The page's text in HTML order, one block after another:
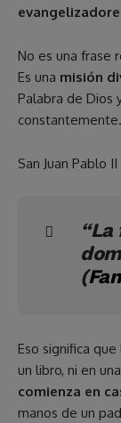
No es una frase
Es una misión
Palabra de Dios
constantemente.
San Juan Pablo
(
Eso significa
un libro, ni en
comienza en
manos de un